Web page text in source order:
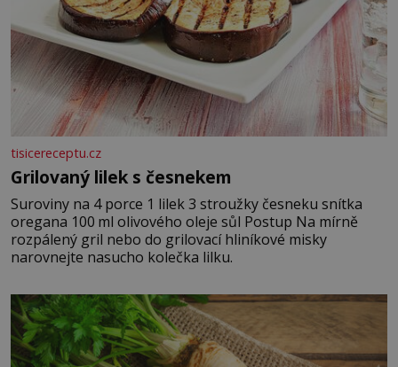
tisicereceptu.cz
Grilovaný lilek s česnekem
Suroviny na 4 porce 1 lilek 3 stroužky česneku snítka
oregana 100 ml olivového oleje sůl Postup Na mírně
rozpálený gril nebo do grilovací hliníkové misky
narovnejte nasucho kolečka lilku.